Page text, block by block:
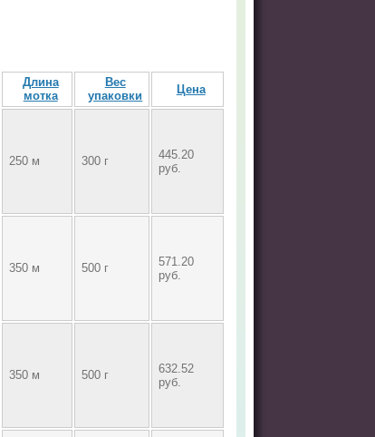
Длина
мотка
Вес
упаковки
Цена
250 м 300 г
445.20
руб.
350 м 500 г
571.20
руб.
350 м 500 г
632.52
руб.